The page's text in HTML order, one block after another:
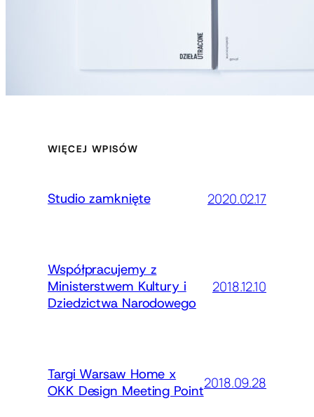
WIĘCEJ WPISÓW
Studio zamknięte 2020.02.17
Współpracujemy z
Ministerstwem Kultury i
Dziedzictwa Narodowego
2018.12.10
Targi Warsaw Home x
OKK Design Meeting Point2018.09.28